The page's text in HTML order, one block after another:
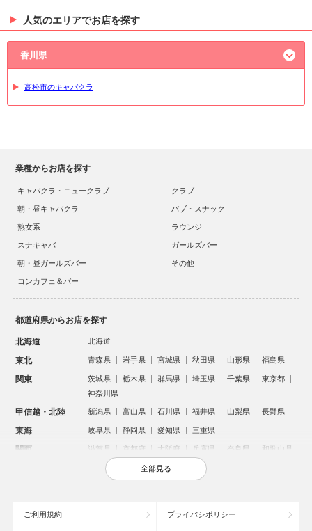
人気のエリアでお店を探す
香川県
高松市のキャバクラ
業種からお店を探す
キャバクラ・ニュークラブ
クラブ
朝・昼キャバクラ
パブ・スナック
熟女系
ラウンジ
スナキャバ
ガールズバー
朝・昼ガールズバー
その他
コンカフェ＆バー
都道府県からお店を探す
北海道 北海道
東北 青森県 岩手県 宮城県 秋田県 山形県 福島県
関東 茨城県 栃木県 群馬県 埼玉県 千葉県
東京都
神奈川県
甲信越・北陸 新潟県 富山県 石川県 福井県 山梨県 長野県
東海 岐阜県 静岡県 愛知県 三重県
関西 滋賀県 京都府 大阪府 兵庫県 奈良県 和歌山県
鳥取県 島根県 岡山県 広島県
沖縄県
全部見る
ご利用規約 プライバシポリシー